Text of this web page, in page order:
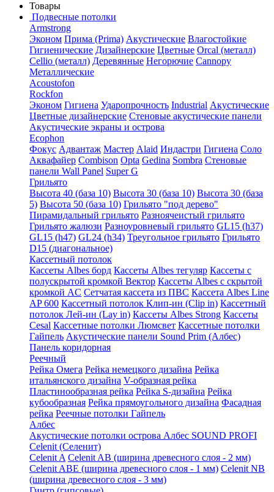
Товары
Подвесные потолки
Armstrong
Эконом Прима (Prima) Акустические Влагостойкие
Гигиенические Дизайнерские Цветные Orcal (металл)
Cellio (металл) Деревянные Негорючие Cannopy
Металлические
Acoustofon
Rockfon
Эконом Гигиена Ударопрочность Industrial Акустические
Цветные дизайнерские Стеновые акустические панели
Акустические экраны и острова
Ecophon
Фокус Адвантаж Мастер Alaid Индастри Гигиена Соло
Аквафайер Combison Opta Gedina Sombra Стеновые
панели Wall Panel Super G
Грильято
Высота 40 (база 10) Высота 30 (база 10) Высота 30 (база
5) Высота 50 (база 10) Грильято "под дерево"
Пирамидальный грильято Разноячеистый грильято
Грильято жалюзи Разноуровневый грильято GL15 (h37)
GL15 (h47) GL24 (h34) Треугольное грильято Грильято
D15 (диагональное)
Кассетный потолок
Кассеты Albes борд Кассеты Albes тегуляр Кассеты с
полускрытой кромкой Вектор Кассеты Albes с скрытой
кромкой AC Сетчатая кассета из ПВС Кассета Albes Line
AP 600 Кассетный потолок Клип-ин (Clip in) Кассетный
потолок Лей-ин (Lay in) Кассеты Albes Strong Кассеты
Cesal Кассетные потолки Люмсвет Кассетные потолки
Гайпель Акустические панели Sound Prim (Албес)
Панель коридорная
Реечный
Рейка Омега Рейка немецкого дизайна Рейка
итальянского дизайна V-образная рейка
Пластинообразная рейка Рейка S-дизайна Рейка
кубообразная Рейка прямоугольного дизайна Фасадная
рейка Реечные потолки Гайпель
Албес
Акустические потолки острова Албес SOUND PROFI
Celenit (Селенит)
Celenit A Celenit AB (ширина древесного слоя - 2 мм)
Celenit ABE (ширина древесного слоя - 1 мм) Celenit NB
(ширина древесного слоя - 3 мм)